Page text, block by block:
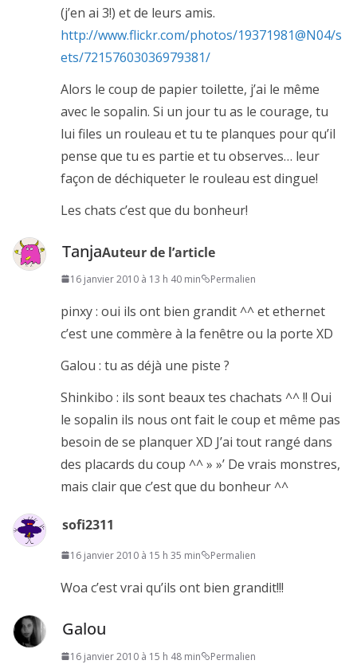
(j’en ai 3!) et de leurs amis.
http://www.flickr.com/photos/19371981@N04/s
ets/72157603036979381/
Alors le coup de papier toilette, j’ai le même
avec le sopalin. Si un jour tu as le courage, tu
lui files un rouleau et tu te planques pour qu’il
pense que tu es partie et tu observes… leur
façon de déchiqueter le rouleau est dingue!
Les chats c’est que du bonheur!
TanjaAuteur de l’article
16 janvier 2010 à 13 h 40 min Permalien
pinxy : oui ils ont bien grandit ^^ et ethernet
c’est une commère à la fenêtre ou la porte XD
Galou : tu as déjà une piste ?
Shinkibo : ils sont beaux tes chachats ^^ !! Oui
le sopalin ils nous ont fait le coup et même pas
besoin de se planquer XD J’ai tout rangé dans
des placards du coup ^^ » »’ De vrais monstres,
mais clair que c’est que du bonheur ^^
sofi2311
16 janvier 2010 à 15 h 35 min Permalien
Woa c’est vrai qu’ils ont bien grandit!!!
Galou
16 janvier 2010 à 15 h 48 min Permalien